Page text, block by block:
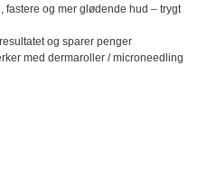
og mer glødende hud – trygt
og sparer penger
med dermaroller / microneedling